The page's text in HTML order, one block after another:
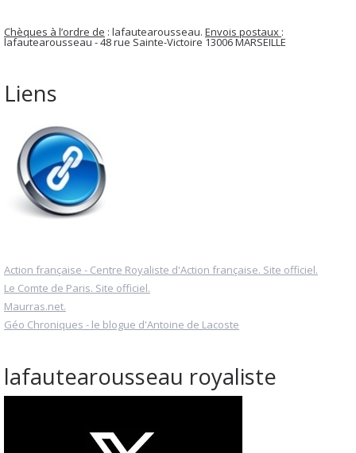
Chèques à l’ordre de : lafautearousseau. Envois postaux :
lafautearousseau - 48 rue Sainte-Victoire 13006 MARSEILLE
Liens
Action française - Centre Royaliste d'Action française. Site officiel.
Le Comte de Paris. Site officiel.
Maurras.net.
Géo Chroniques - le blogue d'Antoine de Lacoste
lafautearousseau royaliste